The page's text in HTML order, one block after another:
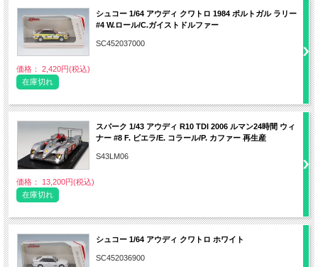
シュコー 1/64 アウディ クワトロ 1984 ポルトガル ラリー
#4 W.ロール/C.ガイストドルファー
SC452037000
価格： 2,420円(税込)
在庫切れ
スパーク 1/43 アウディ R10 TDI 2006 ルマン24時間 ウィ
ナー #8 F. ビエラ/E. コラール/P. カファー 再生産
S43LM06
価格： 13,200円(税込)
在庫切れ
シュコー 1/64 アウディ クワトロ ホワイト
SC452036900